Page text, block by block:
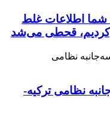
شما اطلاعات غلط
قحطی می‌شد
نظامی ترکیه-